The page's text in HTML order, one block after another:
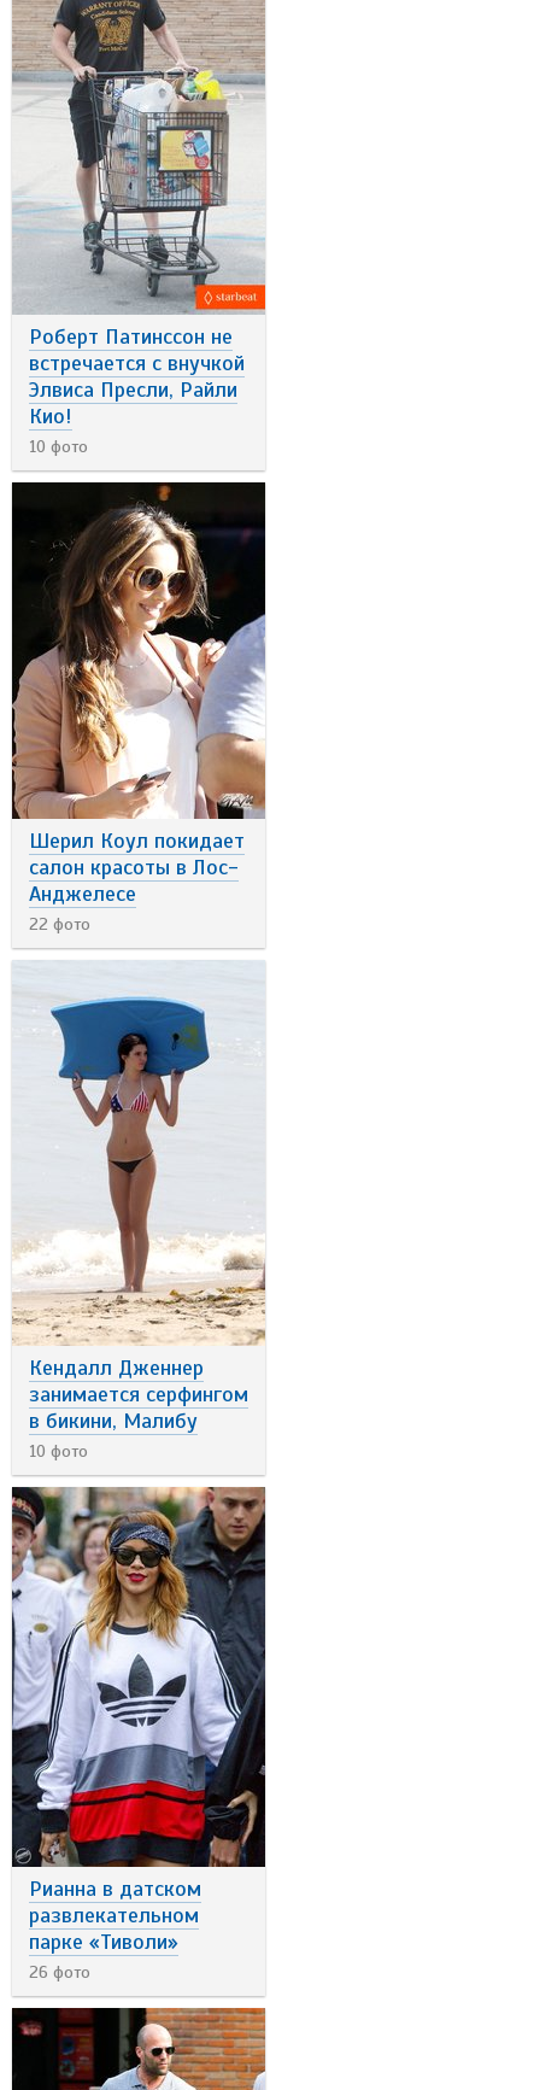
Роберт Патинссон не
встречается с внучкой
Элвиса Пресли, Райли
Кио!
10 фото
Шерил Коул покидает
салон красоты в Лос-
Анджелесе
22 фото
Кендалл Дженнер
занимается серфингом
в бикини, Малибу
10 фото
Рианна в датском
развлекательном
парке «Тиволи»
26 фото